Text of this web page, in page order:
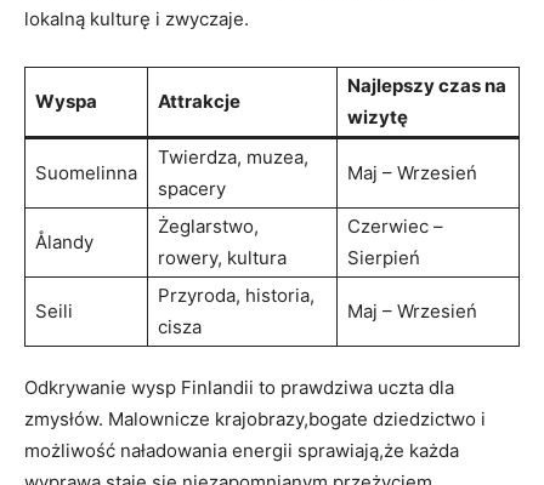
lokalną kulturę i zwyczaje.
Wyspa Attrakcje
Najlepszy czas ⁤na
wizytę
Suomelinna
Twierdza, muzea,
spacery
Maj – Wrzesień
Ålandy
Żeglarstwo,
rowery, kultura
Czerwiec –
Sierpień
Seili
Przyroda, historia,
cisza
Maj – ⁢Wrzesień
Odkrywanie wysp Finlandii to prawdziwa uczta dla
zmysłów. Malownicze krajobrazy,bogate dziedzictwo⁣ i
możliwość naładowania energii sprawiają,że każda